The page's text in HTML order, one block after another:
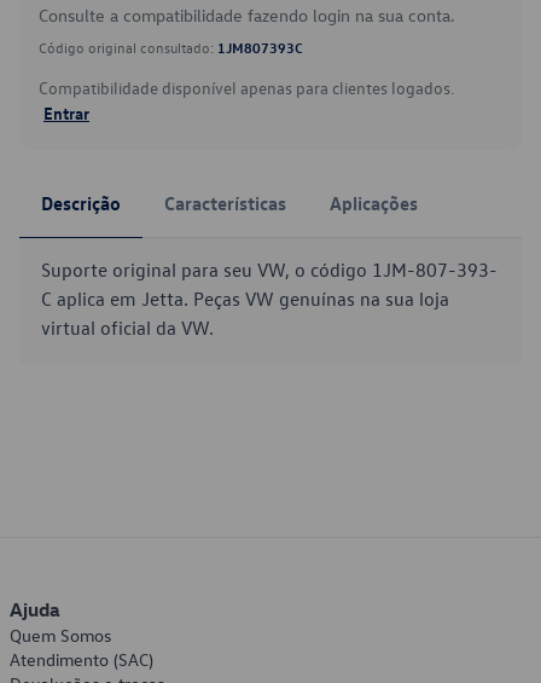
Consulte a compatibilidade fazendo login na sua conta.
Código original consultado: 1JM807393C
Compatibilidade disponível apenas para clientes logados.
Entrar
Descrição Características Aplicações
Suporte original para seu VW, o código 1JM-807-393-
C aplica em Jetta. Peças VW genuínas na sua loja
virtual oficial da VW.
Ajuda
Quem Somos
Atendimento (SAC)